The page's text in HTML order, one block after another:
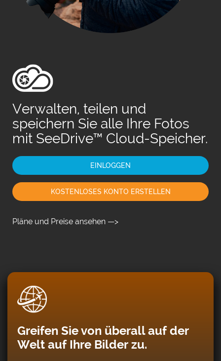
Verwalten, teilen und
speichern Sie alle Ihre Fotos
mit SeeDrive™ Cloud-Speicher.
EINLOGGEN
KOSTENLOSES KONTO ERSTELLEN
Pläne und Preise ansehen —>
Greifen Sie von überall auf der
Welt auf Ihre Bilder zu.